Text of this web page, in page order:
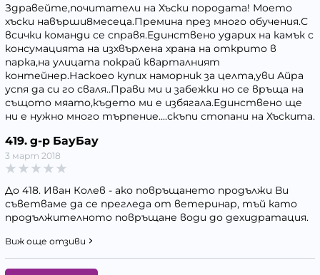
Здравейте,почитатели на Хъски породата! Моето
хъски навърши8месеца.Премина през много обучения.С
всички команди се справя.Единствено ударих на камък с
консумацията на изхвърлена храна на открито в
парка,на улицата покрай кварталният
контейнер.Наскоео купих наморник за целта,уви Айра
успя да си го сваля..Прави ми и забежки но се връща на
същото мяато,където ми е избягала.Единствено ще
ни е нужно много търпение....скъпи стопани на Хъскита.
419. д-р БауБау
3 март 2018
До 418. Иван Колев - ако повръщането продължи Ви
съветваме да се прегледа от ветеринар, тъй като
продължителното повръщане води до дехидратация.
Виж още отзиви